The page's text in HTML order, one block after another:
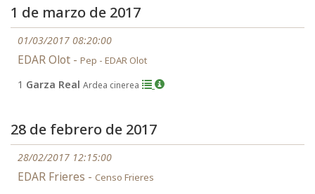
1 de marzo de 2017
01/03/2017 08:20:00
EDAR Olot - Pep - EDAR Olot
1 Garza Real Ardea cinerea
28 de febrero de 2017
28/02/2017 12:15:00
EDAR Frieres - Censo Frieres